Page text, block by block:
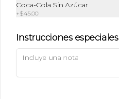
Instagram
Facebook
Mi cuenta
Iniciar sesión
Coca-Cola Sin Azúcar
+$45.00
Instrucciones especiales